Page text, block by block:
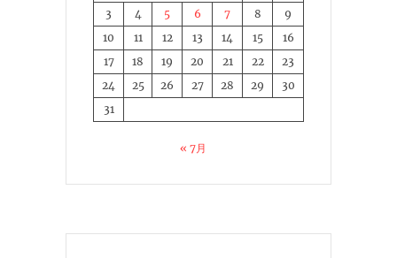
3
4 5 6 7 8
9
10
11 12 13 14 15
16
17
18 19 20 21 22
23
24
25 26 27 28 29
30
31
« 7月